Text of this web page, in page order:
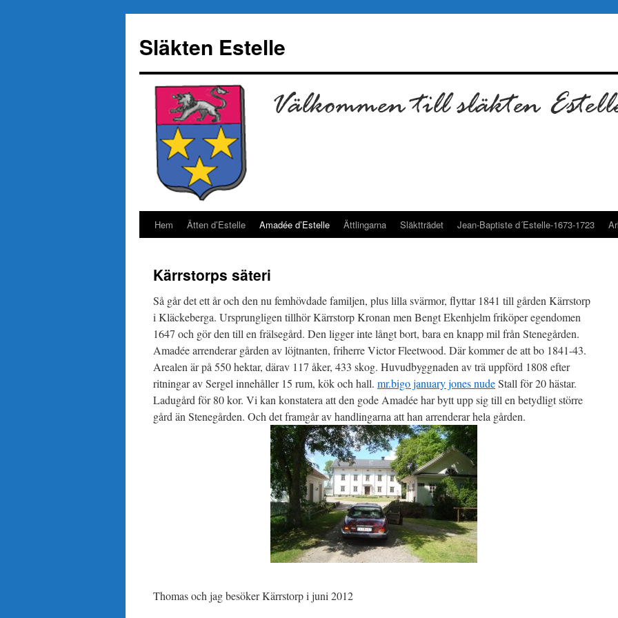
innehåll
Släkten Estelle
Hem Ätten d’Estelle Amadée d’Estelle Ättlingarna Släktträdet Jean-Baptiste d´Estelle-1673-1723
Kärrstorps säteri
Så går det ett år och den nu femhövdade familjen, plus lilla svärmor, flyttar 1841 till gården Kärrstorp
i Kläckeberga. Ursprungligen tillhör Kärrstorp Kronan men Bengt Ekenhjelm friköper egendomen
1647 och gör den till en frälsegård. Den ligger inte långt bort, bara en knapp mil från Stenegården.
Amadée arrenderar gården av löjtnanten, friherre Victor Fleetwood. Där kommer de att bo 1841-43.
Arealen är på 550 hektar, därav 117 åker, 433 skog. Huvudbyggnaden av trä uppförd 1808 efter
ritningar av Sergel innehåller 15 rum, kök och hall. mr.bigo january jones nudeStall för 20 hästar.
Ladugård för 80 kor. Vi kan konstatera att den gode Amadée har bytt upp sig till en betydligt större
gård än Stenegården. Och det framgår av handlingarna att han arrenderar hela gården.
Thomas och jag besöker Kärrstorp i juni 2012